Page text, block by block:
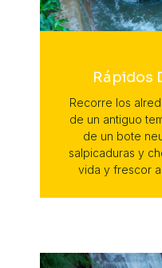
Rápidos
Recorre los
de un antiguo
de un bote
salpicaduras y
vida y frescor